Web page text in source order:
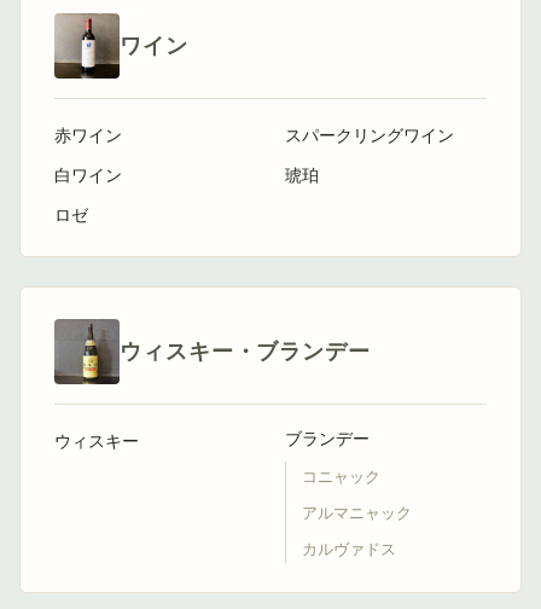
ワイン
赤ワイン
白ワイン
ロゼ
スパークリングワイン
琥珀
ウィスキー・ブランデー
ウィスキー ブランデー
コニャック
アルマニャック
カルヴァドス